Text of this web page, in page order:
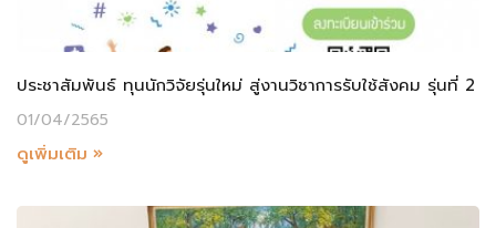
ประชาสัมพันธ์ ทุนนักวิจัยรุ่นใหม่ สู่งานวิชาการรับใช้สังคม รุ่นที่ 2
01/04/2565
ดูเพิ่มเติม »